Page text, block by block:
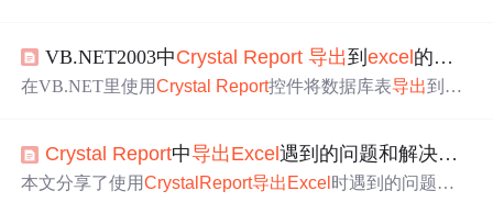
持数据钻取功能，且导出的Excel文件格式完美。RDLC允
许开发者通过代码生成和管理报表，同时支持数据源的自
VB.NET2003中Crystal Report 导出到excel的问题
在VB.NET里使用Crystal Report控件将数据库表导出到 Ex
Crystal Report中导出Excel遇到的问题和解决方法
本文分享了使用Crystal Report导出 Excel 时遇到的问题及